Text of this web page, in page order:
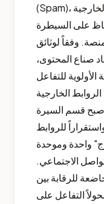
(Spam)، والتصيد الاحتيالي، وحركة المرور الخارجية
على السيطرة
وفقاً لوثائق
صناع المحتوى،
للتفاعل
الخارجية
قسم السيرة
للروابط
واحدة وموحدة
الاجتماعي.
للرقابة بين
التفاعل على